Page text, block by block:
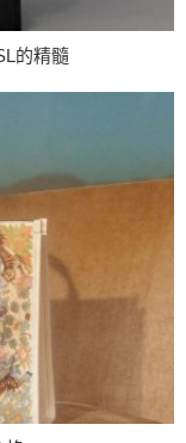
的精髓